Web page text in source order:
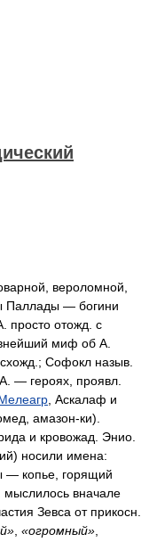
вероломной,
Паллады — богини
просто отожд. с
миф об А.
Софокл назыв.
— героях, проявл.
, Аскалаф и
амазон-ки).
и кровожад. Энио.
носили имена:
— копье, горящий
вначале
Зевса от прикосн.
«огромный»